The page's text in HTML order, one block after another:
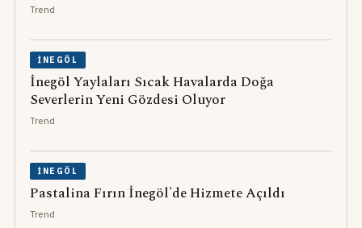
Trend
İNEGÖL
İnegöl Yaylaları Sıcak Havalarda Doğa
Severlerin Yeni Gözdesi Oluyor
Trend
İNEGÖL
Pastalina Fırın İnegöl'de Hizmete Açıldı
Trend